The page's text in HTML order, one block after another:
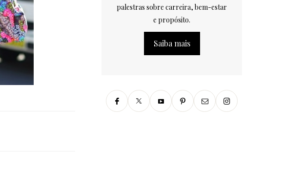
palestras sobre carreira, bem-estar
e propósito.
Saiba mais